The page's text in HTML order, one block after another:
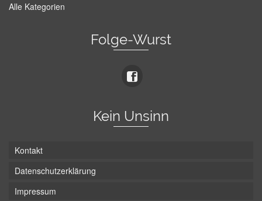
Alle Kategorien
Folge-Wurst
Kein Unsinn
Kontakt
Datenschutzerklärung
Impressum